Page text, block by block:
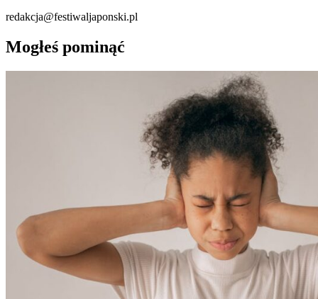
redakcja@festiwaljaponski.pl
Mogłeś pominąć